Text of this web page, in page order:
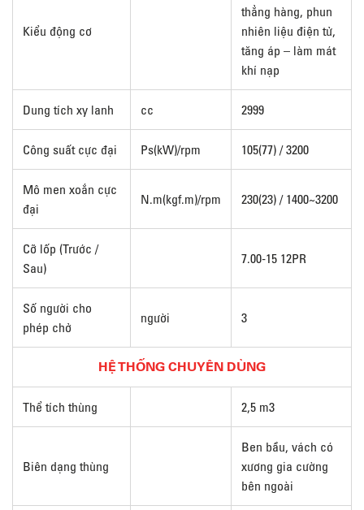
Kiểu động cơ
thẳng hàng, phun
nhiên liệu điện tử,
tăng áp – làm mát
khí nạp
Dung tích xy lanh cc 2999
Công suất cực đại Ps(kW)/rpm 105(77) / 3200
Mô men xoắn cực
đại
N.m(kgf.m)/rpm 230(23) / 1400~3200
Cỡ lốp (Trước /
Sau)
7.00-15 12PR
Số người cho
phép chở
người 3
HỆ THỐNG CHUYÊN DÙNG
Thể tích thùng 2,5 m3
Biên dạng thùng
Ben bầu, vách có
xương gia cường
bên ngoài